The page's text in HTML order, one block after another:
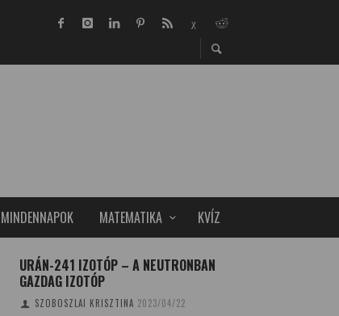
MINDENNAPOK MATEMATIKA KVÍZ
URÁN-241 IZOTÓP – A NEUTRONBAN
GAZDAG IZOTÓP
SZOBOSZLAI KRISZTINA 2023/04/22